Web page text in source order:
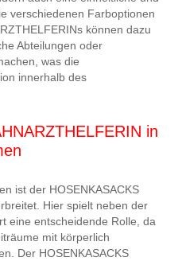
verschiedenen Farboptionen
können dazu
Abteilungen oder
was die
innerhalb des
in
ist der HOSENKASACKS
Hier spielt neben der
eine entscheidende Rolle, da
mit körperlich
Der HOSENKASACKS